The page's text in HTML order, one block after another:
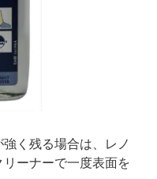
く残る場合は、レノ
ーナーで一度表面を